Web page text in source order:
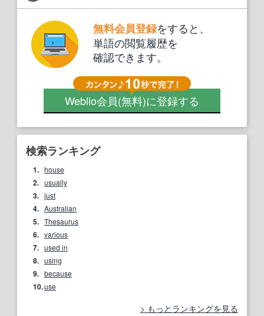
無料会員登録をすると、
単語の閲覧履歴を
確認できます。
Weblio会員(無料)に登録する
検索ランキング
1. house
2. usually
3. just
4. Australian
5. Thesaurus
6. various
7. used in
8. using
9. because
10.use
もっとランキングを見る